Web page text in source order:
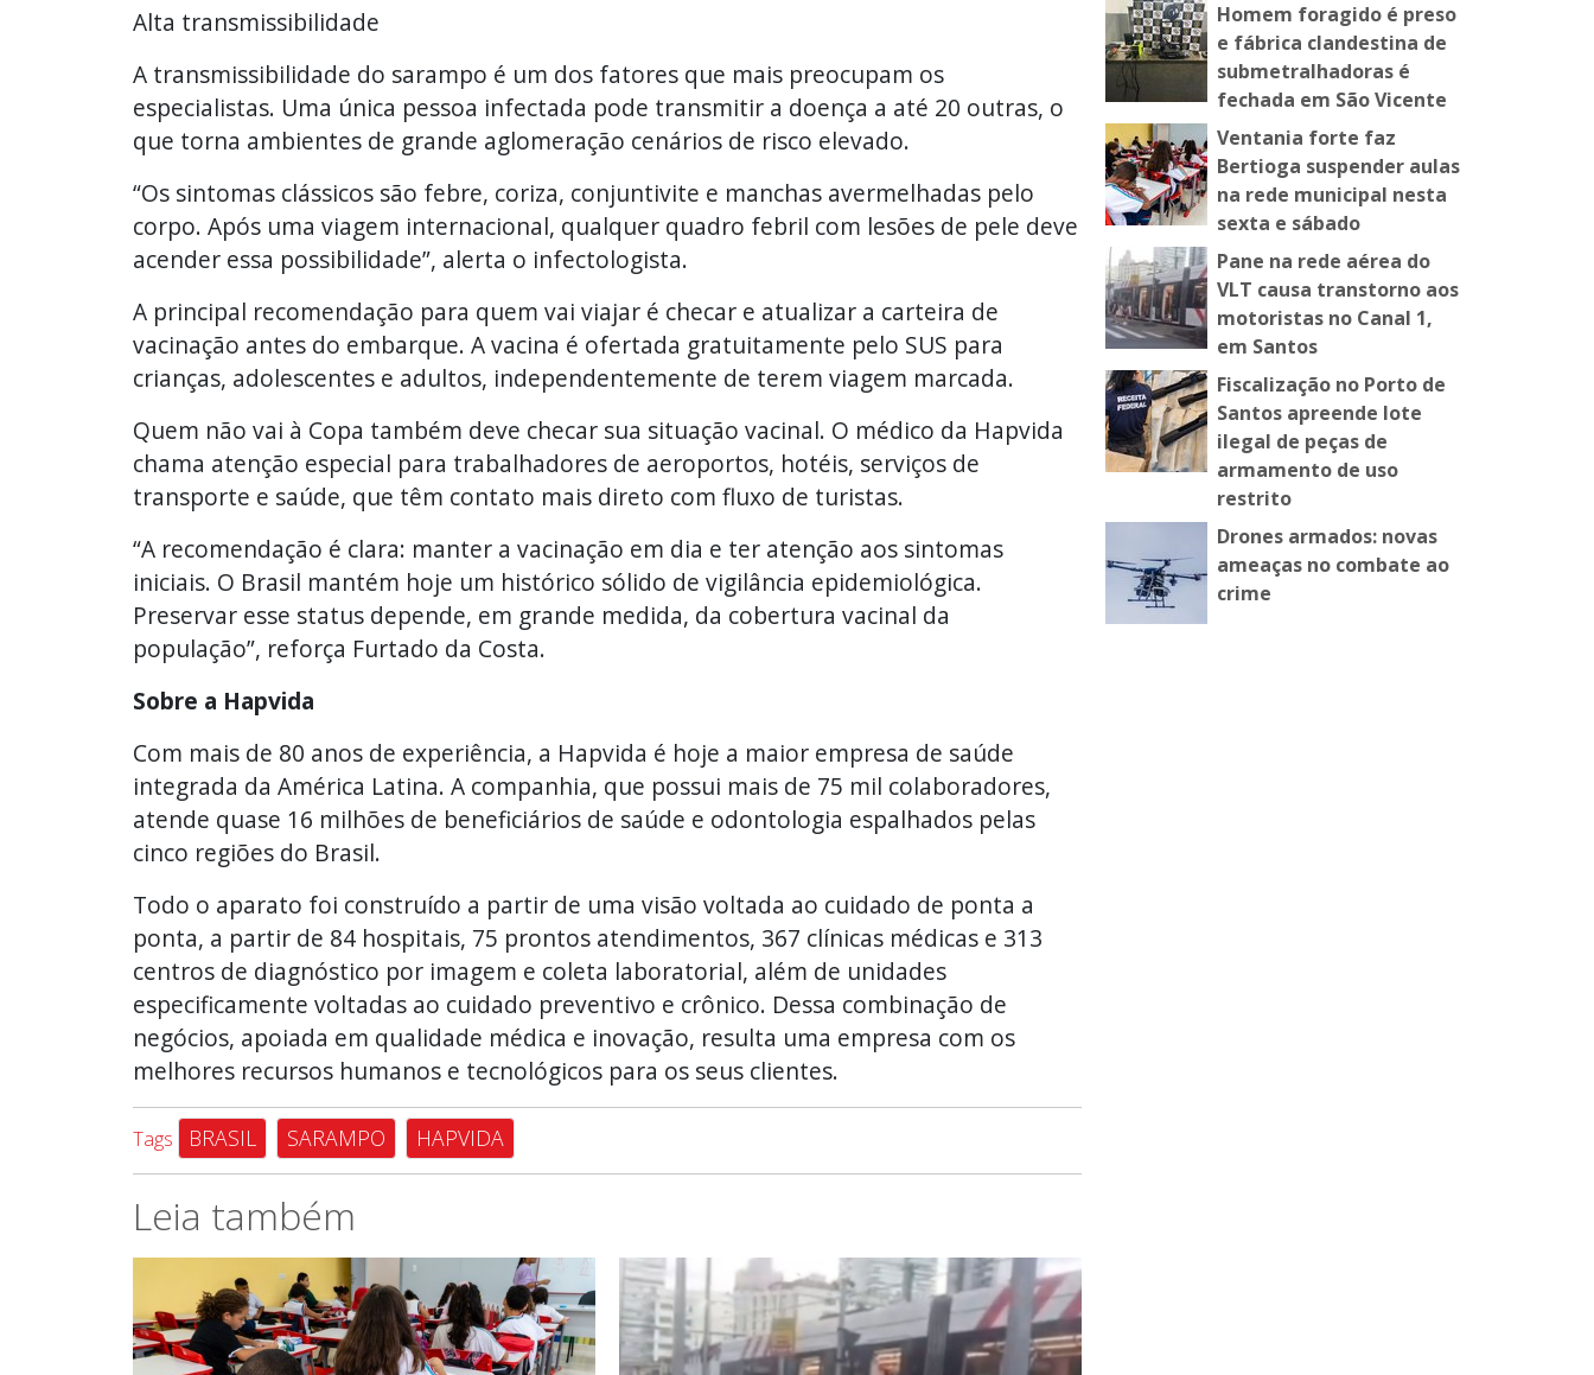
Alta transmissibilidade
A transmissibilidade do sarampo é um dos fatores que mais preocupam os
especialistas. Uma única pessoa infectada pode transmitir a doença a até 20 outras, o
que torna ambientes de grande aglomeração cenários de risco elevado.
“Os sintomas clássicos são febre, coriza, conjuntivite e manchas avermelhadas pelo
corpo. Após uma viagem internacional, qualquer quadro febril com lesões de pele deve
acender essa possibilidade”, alerta o infectologista.
A principal recomendação para quem vai viajar é checar e atualizar a carteira de
vacinação antes do embarque. A vacina é ofertada gratuitamente pelo SUS para
crianças, adolescentes e adultos, independentemente de terem viagem marcada.
Quem não vai à Copa também deve checar sua situação vacinal. O médico da Hapvida
chama atenção especial para trabalhadores de aeroportos, hotéis, serviços de
transporte e saúde, que têm contato mais direto com fluxo de turistas.
“A recomendação é clara: manter a vacinação em dia e ter atenção aos sintomas
iniciais. O Brasil mantém hoje um histórico sólido de vigilância epidemiológica.
Preservar esse status depende, em grande medida, da cobertura vacinal da
população”, reforça Furtado da Costa.
Sobre a Hapvida
Com mais de 80 anos de experiência, a Hapvida é hoje a maior empresa de saúde
integrada da América Latina. A companhia, que possui mais de 75 mil colaboradores,
atende quase 16 milhões de beneficiários de saúde e odontologia espalhados pelas
cinco regiões do Brasil.
Todo o aparato foi construído a partir de uma visão voltada ao cuidado de ponta a
ponta, a partir de 84 hospitais, 75 prontos atendimentos, 367 clínicas médicas e 313
centros de diagnóstico por imagem e coleta laboratorial, além de unidades
especificamente voltadas ao cuidado preventivo e crônico. Dessa combinação de
negócios, apoiada em qualidade médica e inovação, resulta uma empresa com os
melhores recursos humanos e tecnológicos para os seus clientes.
Tags BRASIL SARAMPO HAPVIDA
Leia também
Homem foragido é preso
e fábrica clandestina de
submetralhadoras é
fechada em São Vicente
Ventania forte faz
Bertioga suspender aulas
na rede municipal nesta
sexta e sábado
Pane na rede aérea do
VLT causa transtorno aos
motoristas no Canal 1,
em Santos
Fiscalização no Porto de
Santos apreende lote
ilegal de peças de
armamento de uso
restrito
Drones armados: novas
ameaças no combate ao
crime